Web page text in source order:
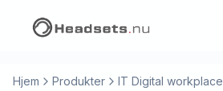
Hjem Produkter IT Digital workplace